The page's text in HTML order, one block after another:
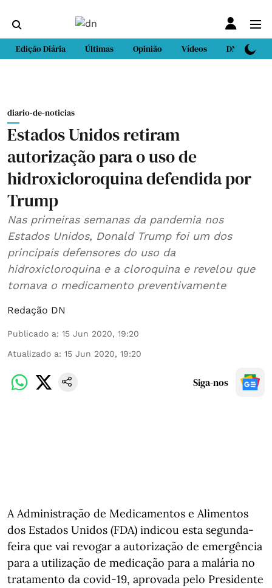
Edição Diária Últimas Opinião Vídeos DN Sport
diario-de-noticias
Estados Unidos retiram
autorização para o uso de
hidroxicloroquina defendida por
Trump
Nas primeiras semanas da pandemia nos
Estados Unidos, Donald Trump foi um dos
principais defensores do uso da
hidroxicloroquina e a cloroquina e revelou que
tomava o medicamento preventivamente
Redação DN
Publicado a: 15 Jun 2020, 19:20
Atualizado a: 15 Jun 2020, 19:20
Siga-nos
A Administração de Medicamentos e Alimentos
dos Estados Unidos (FDA) indicou esta segunda-
feira que vai revogar a autorização de emergência
para a utilização de medicação para a malária no
tratamento da covid-19, aprovada pelo Presidente